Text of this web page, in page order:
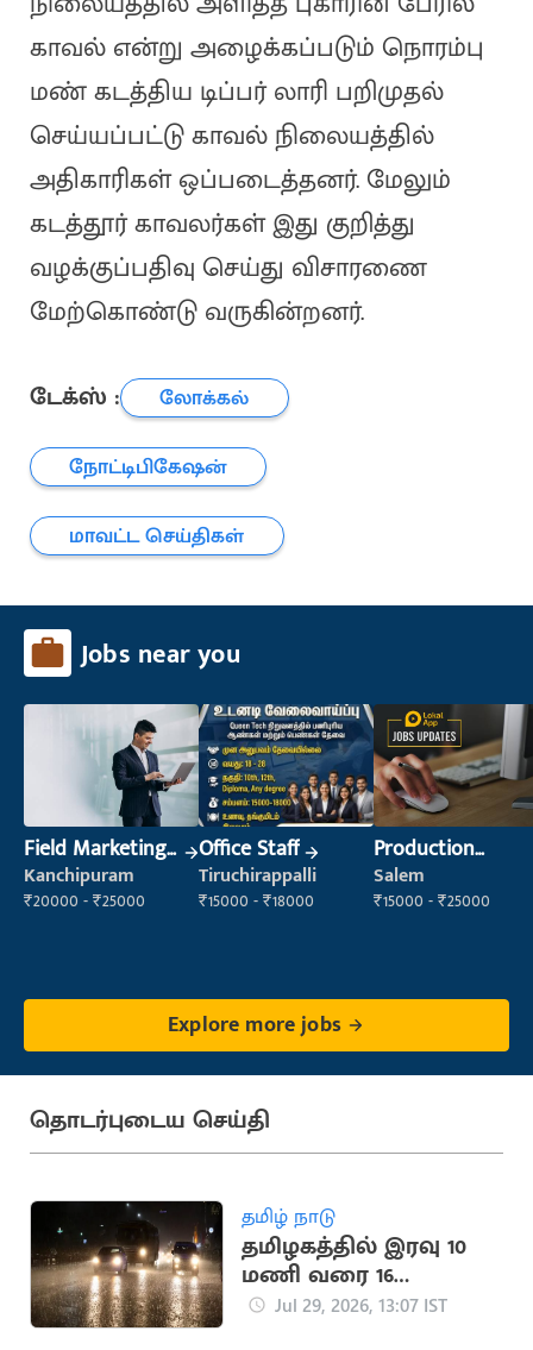
காவல் என்று அழைக்கப்படும் நொரம்பு
மண் கடத்திய டிப்பர் லாரி பறிமுதல்
செய்யப்பட்டு காவல் நிலையத்தில்
அதிகாரிகள் ஒப்படைத்தனர். மேலும்
கடத்தூர் காவலர்கள் இது குறித்து
வழக்குப்பதிவு செய்து விசாரணை
மேற்கொண்டு வருகின்றனர்.
டேக்ஸ் :
லோக்கல்
நோட்டிபிகேஷன்
மாவட்ட செய்திகள்
Jobs near you
Field Marketing
Executive
Kanchipuram
₹20000 - ₹25000
Office Staff
Tiruchirappalli
₹15000 - ₹18000
Production
Supervisor
Salem
₹15000 - ₹25000
Explore more jobs
தொடர்புடைய செய்தி
தமிழ் நாடு
தமிழகத்தில் இரவு 10
மணி வரை 16
மாவட்டங்களில்
Jul 29, 2026, 13:07 IST